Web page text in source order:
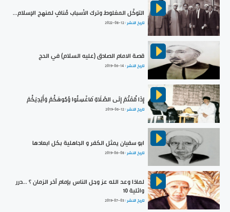
التوكّل المغلوط وترك الأسباب مُنافٍ لمنهج الإسلام...
تاريخ النشر :2022-08-12
قصة الامام الصادق (عليه السلام) في الحج
تاريخ النشر : 2019-06-14
إِذَا قُمْتُمْ إِلَى الصَّلَاةِ فَاغْسِلُوا وُجُوهَكُمْ وَأَيْدِيَكُمْ
تاريخ النشر :2019-06-12
ابو سفيان يمثل الكفر و الجاهلية بكل ابعادها
تاريخ النشر :2019-06-08
لماذا وعد الله عز وجل الناس بإمام آخر الزمان ؟ ...درر
وائلية 10
تاريخ النشر :2019-07-03